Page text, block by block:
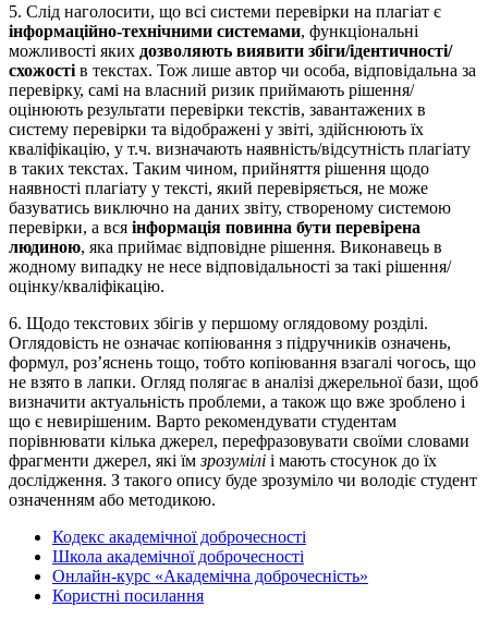
5. Слід наголосити, що всі системи перевірки на плагіат є
інформаційно-технічними системами, функціональні
можливості яких дозволяють виявити збіги/ідентичності/
схожості в текстах. Тож лише автор чи особа, відповідальна за
перевірку, самі на власний ризик приймають рішення/
оцінюють результати перевірки текстів, завантажених в
систему перевірки та відображені у звіті, здійснюють їх
кваліфікацію, у т.ч. визначають наявність/відсутність плагіату
в таких текстах. Таким чином, прийняття рішення щодо
наявності плагіату у тексті, який перевіряється, не може
базуватись виключно на даних звіту, створеному системою
перевірки, а вся інформація повинна бути перевірена
людиною, яка приймає відповідне рішення. Виконавець в
жодному випадку не несе відповідальності за такі рішення/
оцінку/кваліфікацію.
6. Щодо текстових збігів у першому оглядовому розділі.
Оглядовість не означає копіювання з підручників означень,
формул, роз’яснень тощо, тобто копіювання взагалі чогось, що
не взято в лапки. Огляд полягає в аналізі джерельної бази, щоб
визначити актуальність проблеми, а також що вже зроблено і
що є невирішеним. Варто рекомендувати студентам
порівнювати кілька джерел, перефразовувати своїми словами
фрагменти джерел, які їмзрозумілі і мають стосунок до їх
дослідження. З такого опису буде зрозуміло чи володіє студент
означенням або методикою.
Кодекс академічної доброчесності
Школа академічної доброчесності
Онлайн-курс «Академічна доброчесність»
Користні посилання